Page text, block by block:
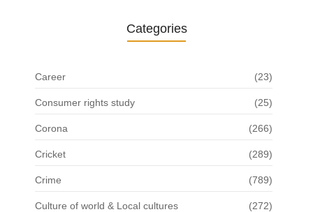
Categories
Career (23)
Consumer rights study (25)
Corona (266)
Cricket (289)
Crime (789)
Culture of world & Local cultures (272)